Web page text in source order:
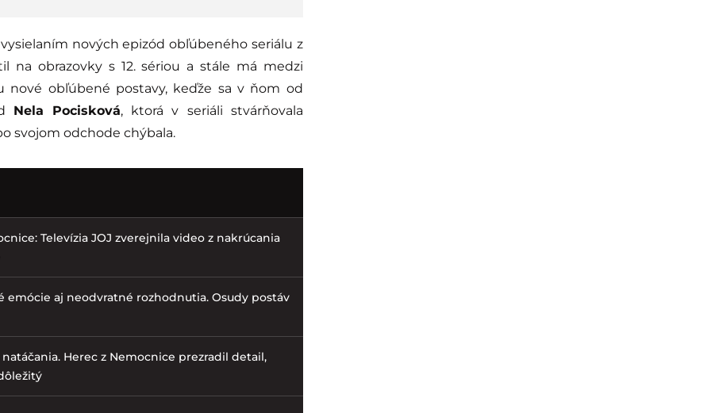
nových epizód obľúbeného seriálu z
na obrazovky s 12. sériou a stále má medzi
nové obľúbené postavy, keďže sa v ňom od
Nela Pocisková, ktorá v seriáli stvárňovala
svojom odchode chýbala.
Televízia JOJ zverejnila video z nakrúcania
emócie aj neodvratné rozhodnutia. Osudy postáv
Herec z Nemocnice prezradil detail,